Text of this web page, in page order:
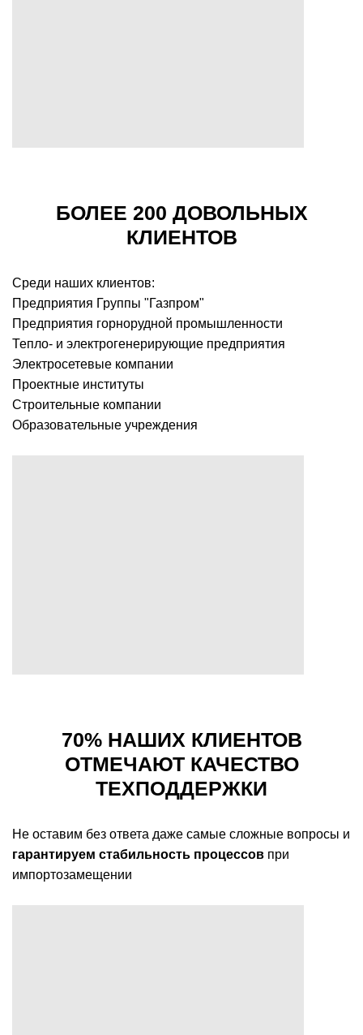
БОЛЕЕ 200 ДОВОЛЬНЫХ
КЛИЕНТОВ
Среди наших клиентов:
Предприятия Группы "Газпром"
Предприятия горнорудной промышленности
Тепло- и электрогенерирующие предприятия
Электросетевые компании
Проектные институты
Строительные компании
Образовательные учреждения
70% НАШИХ КЛИЕНТОВ
ОТМЕЧАЮТ КАЧЕСТВО
ТЕХПОДДЕРЖКИ
Не оставим без ответа даже самые сложные вопросы и
гарантируем стабильность процессов при
импортозамещении